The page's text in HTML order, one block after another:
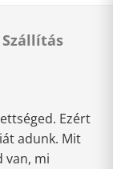
Ezért
adunk. Mit
van, mi